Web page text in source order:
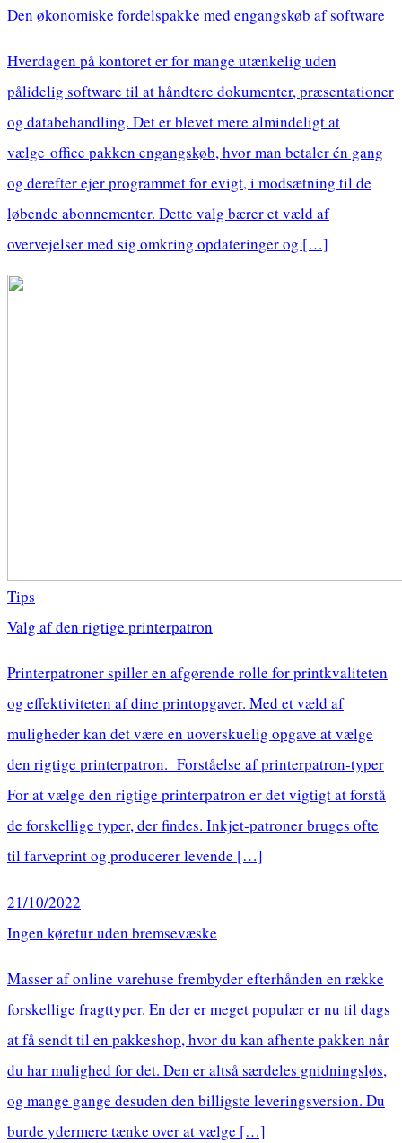
Den økonomiske fordelspakke med engangskøb af software
Hverdagen på kontoret er for mange utænkelig uden
pålidelig software til at håndtere dokumenter, præsentationer
og databehandling. Det er blevet mere almindeligt at
vælge office pakken engangskøb, hvor man betaler én gang
og derefter ejer programmet for evigt, i modsætning til de
løbende abonnementer. Dette valg bærer et væld af
overvejelser med sig omkring opdateringer og […]
Tips
Valg af den rigtige printerpatron
Printerpatroner spiller en afgørende rolle for printkvaliteten
og effektiviteten af dine printopgaver. Med et væld af
muligheder kan det være en uoverskuelig opgave at vælge
den rigtige printerpatron. Forståelse af printerpatron-typer
For at vælge den rigtige printerpatron er det vigtigt at forstå
de forskellige typer, der findes. Inkjet-patroner bruges ofte
til farveprint og producerer levende […]
21/10/2022
Ingen køretur uden bremsevæske
Masser af online varehuse frembyder efterhånden en række
forskellige fragttyper. En der er meget populær er nu til dags
at få sendt til en pakkeshop, hvor du kan afhente pakken når
du har mulighed for det. Den er altså særdeles gnidningsløs,
og mange gange desuden den billigste leveringsversion. Du
burde ydermere tænke over at vælge […]